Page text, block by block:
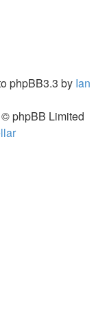
phpBB3.3 by Ian
phpBB Limited